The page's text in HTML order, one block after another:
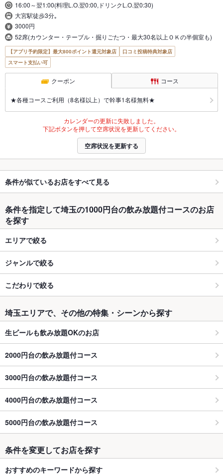
16:00～翌1:00(料理L.O.翌0:00,ドリンクL.O.翌0:30)
大宮駅徒歩3分｡
3000円
52席(カウンター・テーブル・掘りごたつ・最大30名以上ＯＫの半個室も)
【アプリ予約限定】最大800ポイント還元対象店
口コミ投稿特典対象店
スマート支払い可
クーポン コース
★各種コースご利用（8名様以上）で幹事1名様無料★
カレンダーの更新に失敗しました。
下記ボタンを押して空席状況を更新してください。
空席状況を更新する
条件が似ているお店をすべて見る
条件を指定して埼玉の1000円台の飲み放題付コースのお店
を探す
エリアで絞る
ジャンルで絞る
こだわりで絞る
埼玉エリアで、その他の特集・シーンから探す
生ビールも飲み放題OKのお店
2000円台の飲み放題付コース
3000円台の飲み放題付コース
4000円台の飲み放題付コース
5000円台の飲み放題付コース
条件を変更してお店を探す
おすすめのキーワードから探す